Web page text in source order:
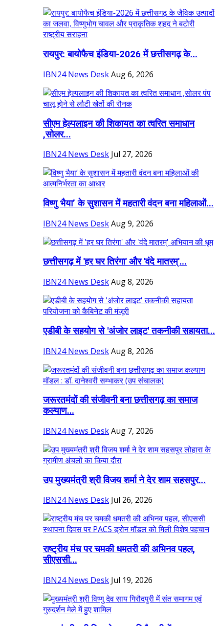
रायपुर: बायोफैच इंडिया-2026 में छत्तीसगढ़ के...
IBN24 News DeskAug 6, 2026
सीएम हेल्पलाइन की शिकायत का त्वरित समाधान
,सोलर...
IBN24 News Desk Jul 27, 2026
विष्णु भैया’ के सुशासन में महतारी वंदन बना महिलाओं...
IBN24 News DeskAug 9, 2026
छत्तीसगढ़ में 'हर घर तिरंगा' और 'वंदे मातरम्'...
IBN24 News DeskAug 8, 2026
एडीबी के सहयोग से 'अंजोर लाइट' तकनीकी सहायता...
IBN24 News DeskAug 8, 2026
जरूरतमंदों की संजीवनी बना छत्तीसगढ़ का समाज
कल्याण...
IBN24 News DeskAug 7, 2026
उप मुख्यमंत्री श्री विजय शर्मा ने देर शाम सहसपुर...
IBN24 News Desk Jul 26, 2026
राष्ट्रीय मंच पर चमकी धमतरी की अभिनव पहल,
सीएससी...
IBN24 News Desk Jul 19, 2026